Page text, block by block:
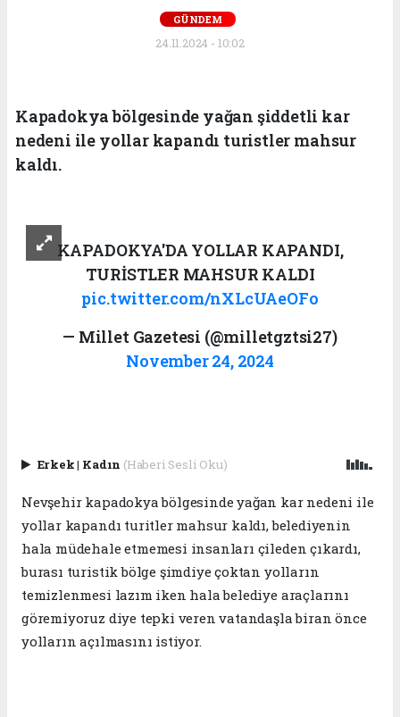
GÜNDEM
24.11.2024 - 10:02
Kapadokya bölgesinde yağan şiddetli kar
nedeni ile yollar kapandı turistler mahsur
kaldı.
KAPADOKYA'DA YOLLAR KAPANDI,
TURİSTLER MAHSUR KALDI
pic.twitter.com/nXLcUAeOFo
— Millet Gazetesi (@milletgztsi27)
November 24, 2024
Erkek| Kadın (Haberi Sesli Oku)
Nevşehir kapadokya bölgesinde yağan kar nedeni ile
yollar kapandı turitler mahsur kaldı, belediyenin
hala müdehale etmemesi insanları çileden çıkardı,
burası turistik bölge şimdiye çoktan yolların
temizlenmesi lazım iken hala belediye araçlarını
göremiyoruz diye tepki veren vatandaşla biran önce
yolların açılmasını istiyor.